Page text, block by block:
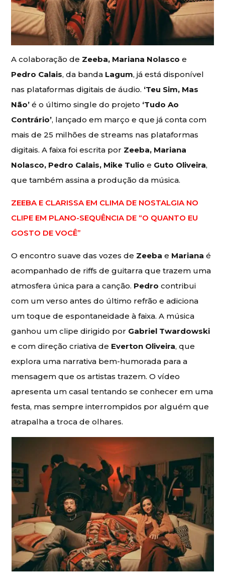
A colaboração de Zeeba, Mariana Nolasco e
Pedro Calais, da banda Lagum, já está disponível
nas plataformas digitais de áudio. ‘Teu Sim, Mas
Não’ é o último single do projeto ‘Tudo Ao
Contrário’, lançado em março e que já conta com
mais de 25 milhões de streams nas plataformas
digitais. A faixa foi escrita por Zeeba, Mariana
Nolasco, Pedro Calais, Mike Tulio e Guto Oliveira,
que também assina a produção da música.
ZEEBA E CLARISSA EM CLIMA DE NOSTALGIA NO
CLIPE EM PLANO-SEQUÊNCIA DE “O QUANTO EU
GOSTO DE VOCÊ”
O encontro suave das vozes de Zeeba e Mariana é
acompanhado de riffs de guitarra que trazem uma
atmosfera única para a canção. Pedro contribui
com um verso antes do último refrão e adiciona
um toque de espontaneidade à faixa. A música
ganhou um clipe dirigido por Gabriel Twardowski
e com direção criativa de Everton Oliveira, que
explora uma narrativa bem-humorada para a
mensagem que os artistas trazem. O vídeo
apresenta um casal tentando se conhecer em uma
festa, mas sempre interrompidos por alguém que
atrapalha a troca de olhares.